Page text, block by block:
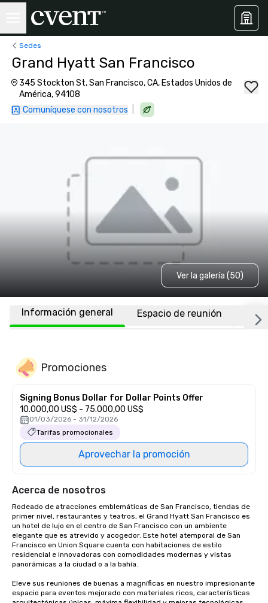
Sedes
Grand Hyatt San Francisco
345 Stockton St, San Francisco, CA, Estados Unidos de
América, 94108
Comuníquese con nosotros
Ver la galería (50)
Información general Espacio de reunión
Promociones
Signing Bonus Dollar for Dollar Points Offer
10.000,00 US$ - 75.000,00 US$
01/03/2026 - 31/12/2026
Tarifas promocionales
Aprovechar la promoción
Acerca de nosotros
Rodeado de atracciones emblemáticas de San Francisco, tiendas de
primer nivel, restaurantes y teatros, el Grand Hyatt San Francisco es
un hotel de lujo en el centro de San Francisco con un ambiente
elegante que es atrevido y acogedor. Este hotel atemporal de San
Francisco en Union Square cuenta con habitaciones de estilo
residencial e innovadoras con comodidades modernas y vistas
panorámicas a la ciudad o a la bahía.
Eleve sus reuniones de buenas a magníficas en nuestro impresionante
espacio para eventos mejorado con materiales ricos, características